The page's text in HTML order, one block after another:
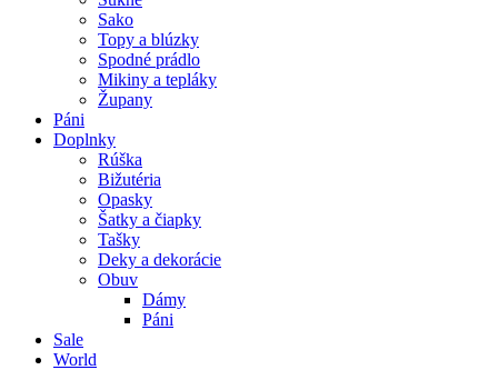
Sako
Topy a blúzky
Spodné prádlo
Mikiny a tepláky
Župany
Páni
Doplnky
Rúška
Bižutéria
Opasky
Šatky a čiapky
Tašky
Deky a dekorácie
Obuv
Dámy
Páni
Sale
World